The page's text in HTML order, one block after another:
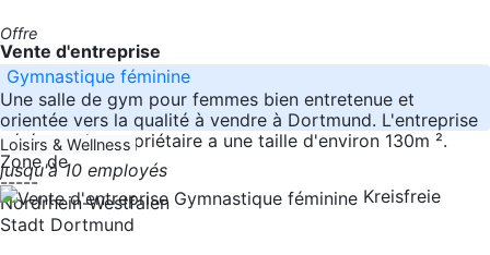
Offre
Vente d'entreprise
Gymnastique féminine
Une salle de gym pour femmes bien entretenue et
orientée vers la qualité à vendre à Dortmund. L'entreprise
gérée par le propriétaire a une taille d'environ 130m ².
Zone de
-----
Nordrhein-Westfalen
Loisirs & Wellness
jusqu'à 10 employés
Kreisfreie
Stadt Dortmund